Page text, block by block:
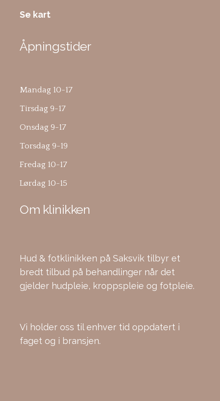
Se kart
Åpningstider
Mandag 10-17
Tirsdag 9-17
Onsdag 9-17
Torsdag 9-19
Fredag 10-17
Lørdag 10-15
Om klinikken
Hud & fotklinikken på Saksvik tilbyr et
bredt tilbud på behandlinger når det
gjelder hudpleie, kroppspleie og fotpleie.
Vi holder oss til enhver tid oppdatert i
faget og i bransjen.